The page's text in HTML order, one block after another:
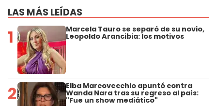
LAS MÁS LEÍDAS
1 Marcela Tauro se separó de su novio,
Leopoldo Arancibia: los motivos
2 Elba Marcovecchio apuntó contra
Wanda Nara tras su regreso al país:
"Fue un show mediático"